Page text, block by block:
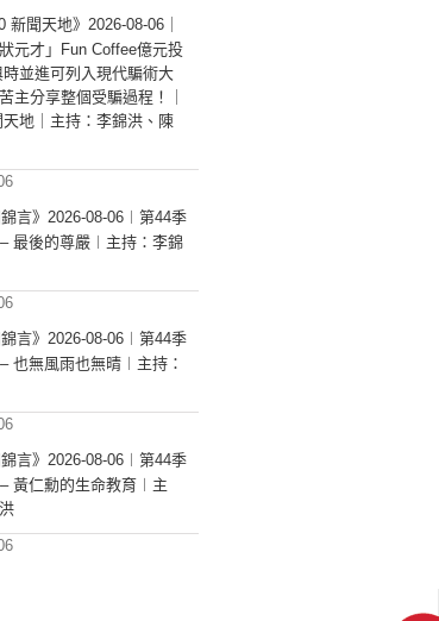
新聞天地》2026-08-06｜
狀元才」Fun Coffee億元投
並進可列入現代騙術大
主分享整個受騙過程！｜
天地｜主持：李錦洪、陳
錦言》2026-08-06︱第44季
最後的尊嚴︱主持：李錦
錦言》2026-08-06︱第44季
也無風雨也無晴︱主持：
錦言》2026-08-06︱第44季
黃仁勳的生命教育︱主